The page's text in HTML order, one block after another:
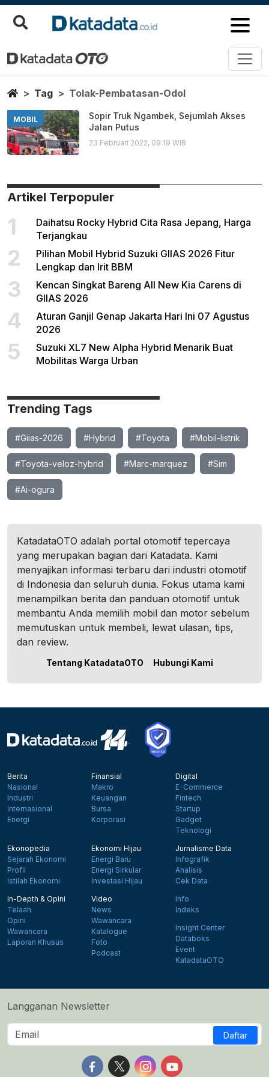
Tolak Pembatasan Odol
Berita Terbaru
HomeTag Tolak-Pembatasan-Odol
MOBIL
Sopir Truk Ngambek, Sejumlah Akses
Jalan Putus
23 Februari 2022, 09:19 WIB
Artikel Terpopuler
1
Daihatsu Rocky Hybrid Cita Rasa Jepang, Harga
Terjangkau
2
Pilihan Mobil Hybrid Suzuki GIIAS 2026 Fitur
Lengkap dan Irit BBM
3
Kencan Singkat Bareng All New Kia Carens di
GIIAS 2026
4
Aturan Ganjil Genap Jakarta Hari Ini 07 Agustus
2026
5
Suzuki XL7 New Alpha Hybrid Menarik Buat
Mobilitas Warga Urban
Trending Tags
#Giias-2026 #Hybrid #Toyota #Mobil-listrik
#Toyota-veloz-hybrid #Marc-marquez #Sim
#Ai-ogura
KatadataOTO adalah portal otomotif tepercaya
yang merupakan bagian dari Katadata. Kami
menyajikan informasi terbaru dari industri otomotif
di Indonesia dan seluruh dunia. Fokus utama kami
menampilkan berita dan panduan otomotif untuk
membantu Anda memilih mobil dan motor sebelum
memutuskan untuk membeli, lewat ulasan, tips,
dan review.
Tentang KatadataOTO Hubungi Kami
Berita
Nasional
Industri
Internasional
Energi
Finansial
Makro
Keuangan
Bursa
Korporasi
Digital
E-Commerce
Fintech
Startup
Gadget
Teknologi
Ekonopedia
Sejarah Ekonomi
Profil
Istilah Ekonomi
Ekonomi Hijau
Energi Baru
Energi Sirkular
Investasi Hijau
Jurnalisme Data
Infografik
Analisis
Cek Data
In-Depth & Opini
Telaah
Opini
Wawancara
Laporan Khusus
Video
News
Wawancara
Katalogue
Foto
Podcast
Info
Indeks
Insight Center
Databoks
Event
KatadataOTO
Langganan Newsletter
Daftar
Follow us on Facebook
Follow us on X
Follow us on Instagram
Follow us on